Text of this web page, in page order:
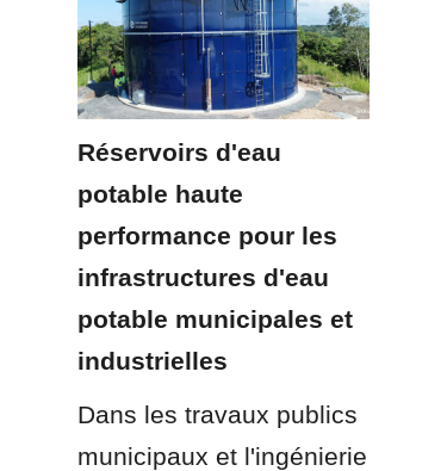
Réservoirs d'eau
potable haute
performance pour les
infrastructures d'eau
potable municipales et
industrielles
Dans les travaux publics
municipaux et l'ingénierie
Contact